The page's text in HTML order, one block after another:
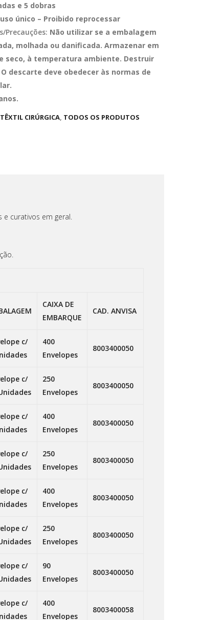
e 5 dobras
único – Proibido reprocessar
Precauções: Não utilizar se a embalagem
molhada ou danificada. Armazenar em
seco, à temperatura ambiente. Destruir
descarte deve obedecer às normas de
CIRÚRGICA, TODOS OS PRODUTOS
curativos em geral.
CAIXA DE
EMBARQUE
CAD. ANVISA
c/
400
Envelopes
8003400050
c/
250
Envelopes
8003400050
c/
400
Envelopes
8003400050
c/
250
Envelopes
8003400050
c/
400
Envelopes
8003400050
c/
250
Envelopes
8003400050
c/
90
Envelopes
8003400050
c/
400
Envelopes
8003400058